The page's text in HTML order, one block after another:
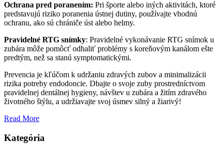
Ochrana pred poranením: Pri športe alebo iných aktivitách, ktoré
predstavujú riziko poranenia ústnej dutiny, používajte vhodnú
ochranu, ako sú chrániče úst alebo helmy.
Pravidelné RTG snímky: Pravidelné vykonávanie RTG snímok u
zubára môže pomôcť odhaliť problémy s koreňovým kanálom ešte
predtým, než sa stanú symptomatickými.
Prevencia je kľúčom k udržaniu zdravých zubov a minimalizácii
rizika potreby endodoncie. Dbajte o svoje zuby prostredníctvom
pravidelnej dentálnej hygieny, návštev u zubára a žitím zdravého
životného štýlu, a udržiavajte svoj úsmev silný a žiarivý!
Read More
Kategória